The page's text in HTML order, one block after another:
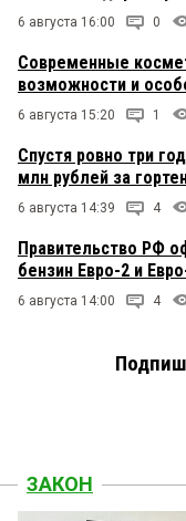
6 августа 16:00 0
Современные
возможности и
6 августа 15:20 1
Спустя ровно три
млн рублей за
6 августа 14:39 4
Правительство РФ
бензин Евро-2 и
6 августа 14:00 4
ЗАКОН